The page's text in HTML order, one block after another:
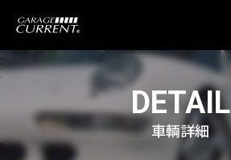
DETAIL
車輌詳細